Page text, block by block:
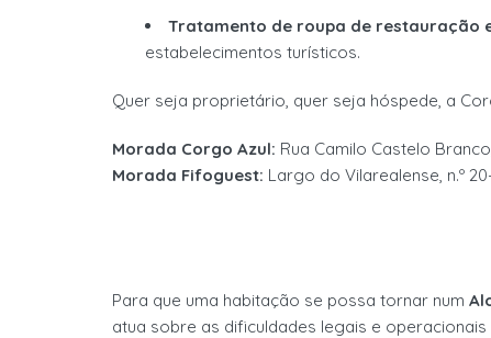
Tratamento de roupa de restauração
estabelecimentos turísticos.
Quer seja proprietário, quer seja hóspede, a
Morada Corgo Azul: Rua Camilo Castelo
Morada Fifoguest: Largo do Vilarealense, n.º 20
Para que uma habitação se possa tornar num
atua sobre as dificuldades legais e operacionais